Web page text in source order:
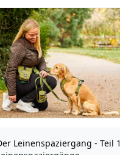
Leinenspaziergang - Teil 1